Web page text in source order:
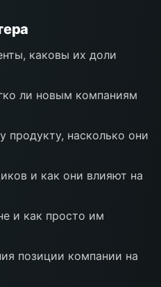
каковы их доли
ли новым компаниям
продукту, насколько они
и как они влияют на
и как просто им
позиции компании на